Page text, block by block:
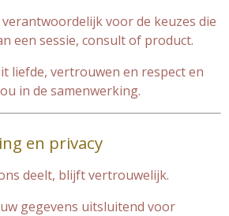
voor de keuzes die
een sessie, consult of product.
liefde, vertrouwen en respect en
in de samenwerking.
en privacy
deelt, blijft vertrouwelijk.
gegevens uitsluitend voor